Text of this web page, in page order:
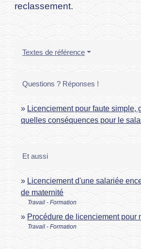
reclassement.
Textes de référence
Questions ? Réponses !
Licenciement pour faute simple,
quelles conséquences pour le
Et aussi
Licenciement d'une salariée
de maternité
Travail - Formation
Procédure de licenciement pour
Travail - Formation